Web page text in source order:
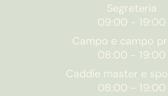
Segreteria
09:00 - 19:00
Campo e campo
08:00 - 19:00
Caddie master e
08:00 - 19:00